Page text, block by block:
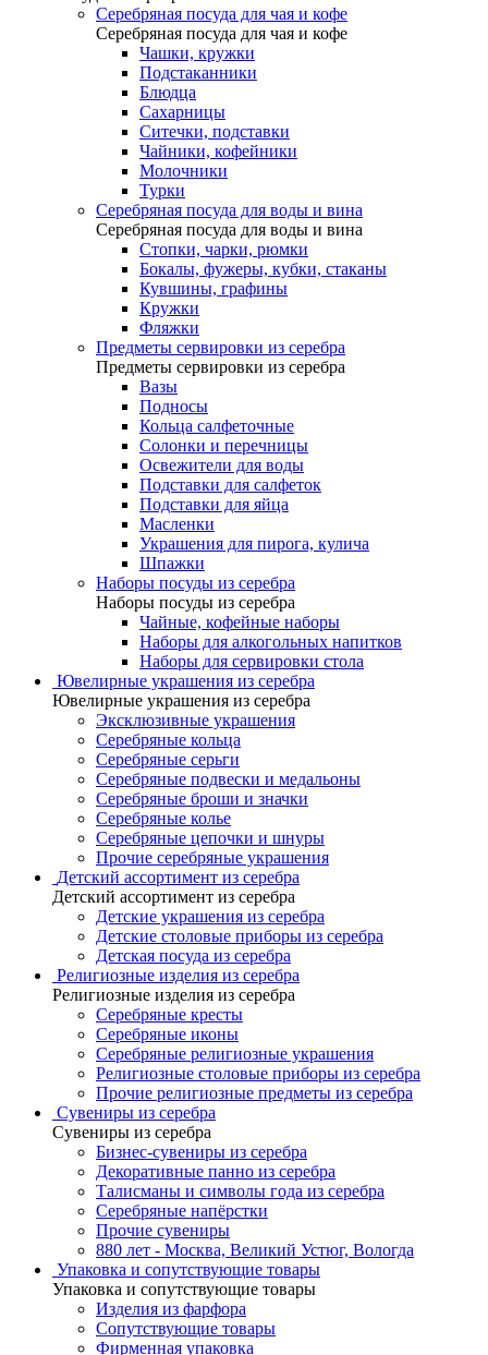
Серебряная посуда для чая и кофе
Серебряная посуда для чая и кофе
Чашки, кружки
Подстаканники
Блюдца
Сахарницы
Ситечки, подставки
Чайники, кофейники
Молочники
Турки
Серебряная посуда для воды и вина
Серебряная посуда для воды и вина
Стопки, чарки, рюмки
Бокалы, фужеры, кубки, стаканы
Кувшины, графины
Кружки
Фляжки
Предметы сервировки из серебра
Предметы сервировки из серебра
Вазы
Подносы
Кольца салфеточные
Солонки и перечницы
Освежители для воды
Подставки для салфеток
Подставки для яйца
Масленки
Украшения для пирога, кулича
Шпажки
Наборы посуды из серебра
Наборы посуды из серебра
Чайные, кофейные наборы
Наборы для алкогольных напитков
Наборы для сервировки стола
Ювелирные украшения из серебра
Ювелирные украшения из серебра
Эксклюзивные украшения
Серебряные кольца
Серебряные серьги
Серебряные подвески и медальоны
Серебряные броши и значки
Серебряные колье
Серебряные цепочки и шнуры
Прочие серебряные украшения
Детский ассортимент из серебра
Детский ассортимент из серебра
Детские украшения из серебра
Детские столовые приборы из серебра
Детская посуда из серебра
Религиозные изделия из серебра
Религиозные изделия из серебра
Серебряные кресты
Серебряные иконы
Серебряные религиозные украшения
Религиозные столовые приборы из серебра
Прочие религиозные предметы из серебра
Сувениры из серебра
Сувениры из серебра
Бизнес-сувениры из серебра
Декоративные панно из серебра
Талисманы и символы года из серебра
Серебряные напёрстки
Прочие сувениры
880 лет - Москва, Великий Устюг, Вологда
Упаковка и сопутствующие товары
Упаковка и сопутствующие товары
Изделия из фарфора
Сопутствующие товары
Фирменная упаковка